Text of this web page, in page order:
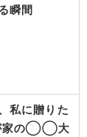
瞬間
私に贈りた
家の◯◯大